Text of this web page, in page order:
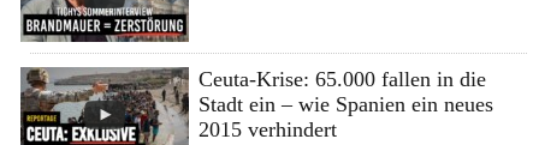
Ceuta-Krise: 65.000 fallen in die
Stadt ein – wie Spanien ein neues
2015 verhindert